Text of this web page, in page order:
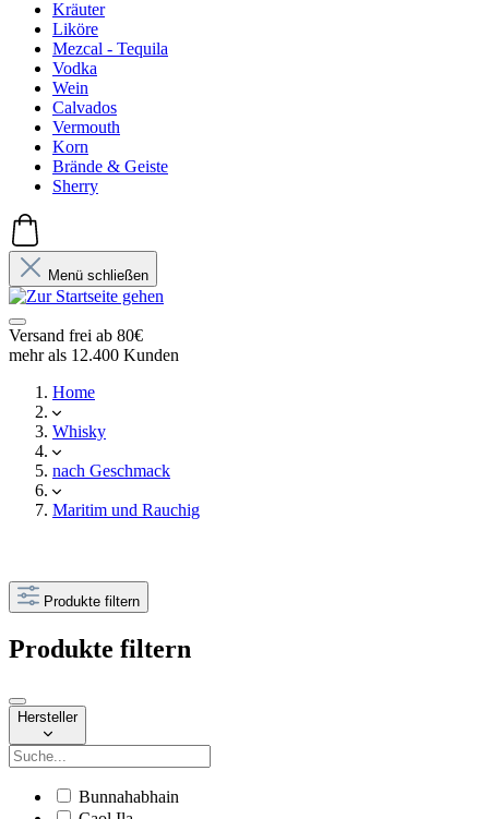
Kräuter
Liköre
Mezcal - Tequila
Vodka
Wein
Calvados
Vermouth
Korn
Brände & Geiste
Sherry
Menü schließen
Versand frei ab 80€
mehr als 12.400 Kunden
Home
Whisky
nach Geschmack
Maritim und Rauchig
Produkte filtern
Produkte filtern
Hersteller
Bunnahabhain